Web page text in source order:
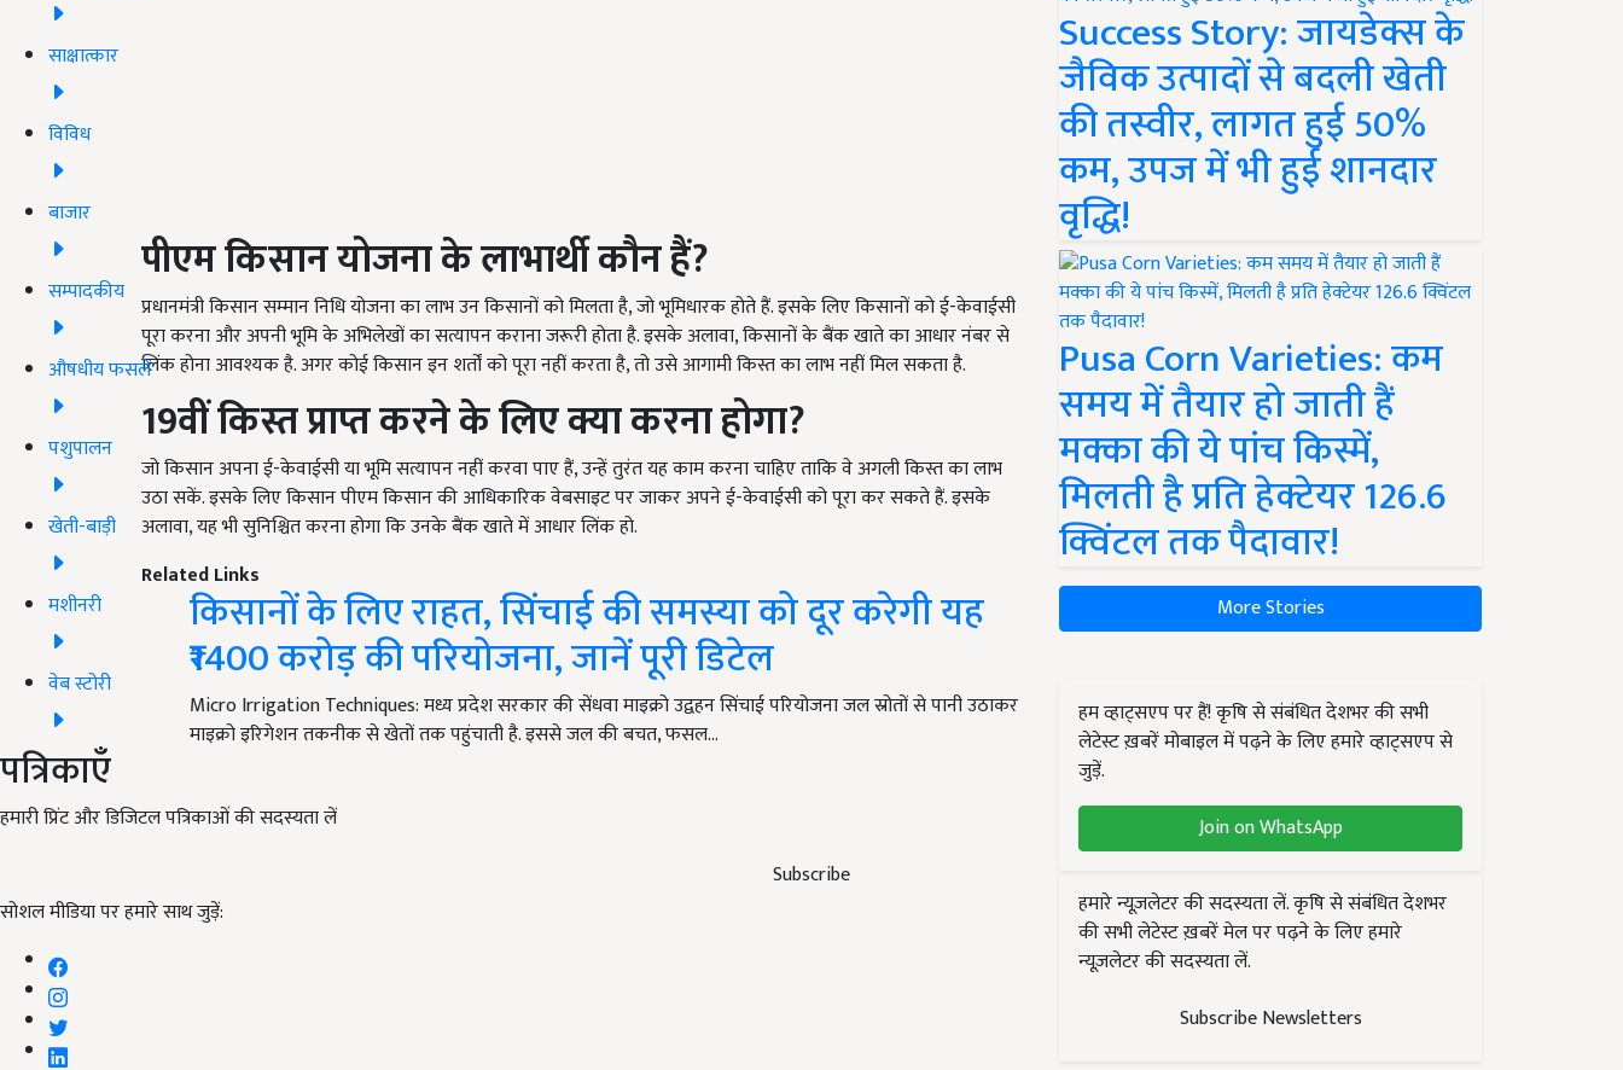
साक्षात्कार
विविध
बाजार
सम्पादकीय
औषधीय फसलें
पशुपालन
खेती-बाड़ी
मशीनरी
वेब स्टोरी
पत्रिकाएँ
हमारी प्रिंट और डिजिटल पत्रिकाओं की सदस्यता लें
Subscribe
सोशल मीडिया पर हमारे साथ जुड़ें:
पीएम किसान योजना के लाभार्थी कौन हैं?
प्रधानमंत्री किसान सम्मान निधि योजना का लाभ उन किसानों को मिलता है, जो भूमिधारक होते हैं. इसके लिए किसानों को ई-केवाईसी
पूरा करना और अपनी भूमि के अभिलेखों का सत्यापन कराना जरूरी होता है. इसके अलावा, किसानों के बैंक खाते का आधार नंबर से
लिंक होना आवश्यक है. अगर कोई किसान इन शर्तों को पूरा नहीं करता है, तो उसे आगामी किस्त का लाभ नहीं मिल सकता है.
19वीं किस्त प्राप्त करने के लिए क्या करना होगा?
जो किसान अपना ई-केवाईसी या भूमि सत्यापन नहीं करवा पाए हैं, उन्हें तुरंत यह काम करना चाहिए ताकि वे अगली किस्त का लाभ
उठा सकें. इसके लिए किसान पीएम किसान की आधिकारिक वेबसाइट पर जाकर अपने ई-केवाईसी को पूरा कर सकते हैं. इसके
अलावा, यह भी सुनिश्चित करना होगा कि उनके बैंक खाते में आधार लिंक हो.
Related Links
किसानों के लिए राहत, सिंचाई की समस्या को दूर करेगी यह
₹1400 करोड़ की परियोजना, जानें पूरी डिटेल
Micro Irrigation Techniques: मध्य प्रदेश सरकार की सेंधवा माइक्रो उद्वहन सिंचाई परियोजना जल स्रोतों से पानी उठाकर
माइक्रो इरिगेशन तकनीक से खेतों तक पहुंचाती है. इससे जल की बचत, फसल…
Success Story: जायडेक्स के
जैविक उत्पादों से बदली खेती
की तस्वीर, लागत हुई 50%
कम, उपज में भी हुई शानदार
वृद्धि!
Pusa Corn Varieties: कम
समय में तैयार हो जाती हैं
मक्का की ये पांच किस्में,
मिलती है प्रति हेक्टेयर 126.6
क्विंटल तक पैदावार!
More Stories
हम व्हाट्सएप पर हैं! कृषि से संबंधित देशभर की सभी
लेटेस्ट ख़बरें मोबाइल में पढ़ने के लिए हमारे व्हाट्सएप से
जुड़ें.
Join on WhatsApp
हमारे न्यूज़लेटर की सदस्यता लें. कृषि से संबंधित देशभर
की सभी लेटेस्ट ख़बरें मेल पर पढ़ने के लिए हमारे
न्यूज़लेटर की सदस्यता लें.
Subscribe Newsletters